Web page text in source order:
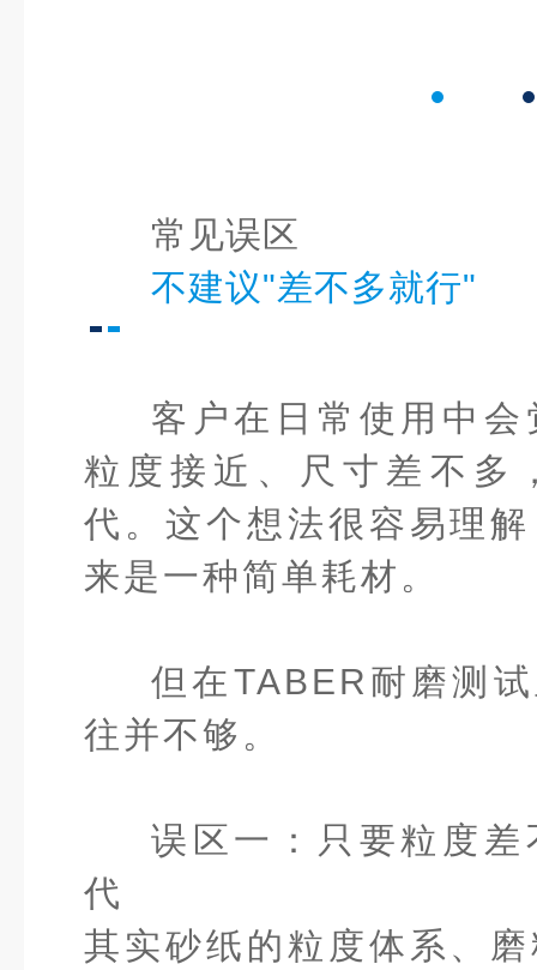
常见误区
不建议"差不多就行"
客户在日常使用中
粒度接近、尺寸差不多
代。这个想法很容易理
来是一种简单耗材。
但在TABER耐磨测
往并不够。
误区一：只要粒度
代
其实砂纸的粒度体系、